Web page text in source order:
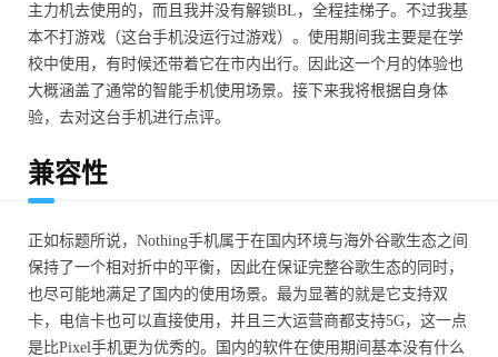
主力机去使用的，而且我并没有解锁BL，全程挂梯子。不过我基
本不打游戏（这台手机没运行过游戏）。使用期间我主要是在学
校中使用，有时候还带着它在市内出行。因此这一个月的体验也
大概涵盖了通常的智能手机使用场景。接下来我将根据自身体
验，去对这台手机进行点评。
兼容性
正如标题所说，Nothing手机属于在国内环境与海外谷歌生态之间
保持了一个相对折中的平衡，因此在保证完整谷歌生态的同时，
也尽可能地满足了国内的使用场景。最为显著的就是它支持双
卡，电信卡也可以直接使用，并且三大运营商都支持5G，这一点
是比Pixel手机更为优秀的。国内的软件在使用期间基本没有什么